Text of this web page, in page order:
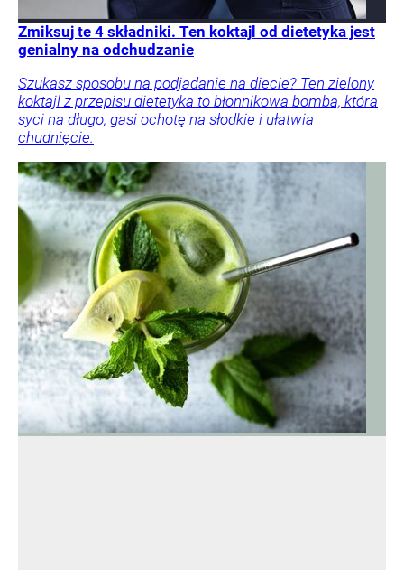
Zmiksuj te 4 składniki. Ten koktajl od dietetyka jest
genialny na odchudzanie
Szukasz sposobu na podjadanie na diecie? Ten zielony
koktajl z przepisu dietetyka to błonnikowa bomba, która
syci na długo, gasi ochotę na słodkie i ułatwia
chudnięcie.